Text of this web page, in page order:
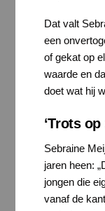
Dat valt
een
of gekat op
waarde en
doet wat hij
‘Trots
Sebraine
jaren heen:
jongen die
vanaf de